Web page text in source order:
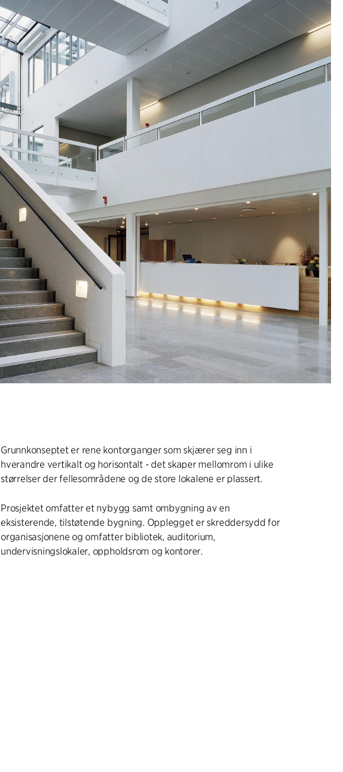
Grunnkonseptet er rene kontorganger som skjærer seg inn i
hverandre vertikalt og horisontalt - det skaper mellomrom i ulike
størrelser der fellesområdene og de store lokalene er plassert.
Prosjektet omfatter et nybygg samt ombygning av en
eksisterende, tilstøtende bygning. Opplegget er skreddersydd for
organisasjonene og omfatter bibliotek, auditorium,
undervisningslokaler, oppholdsrom og kontorer.